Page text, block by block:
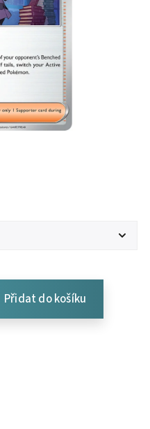
Přidat do košíku